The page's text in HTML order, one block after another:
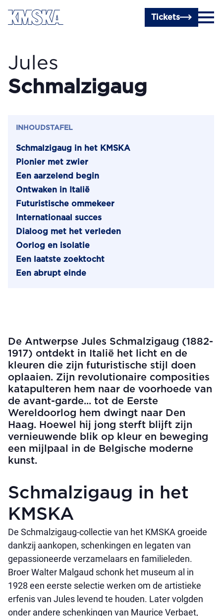
Ga naar hoofdinhoud
Tickets
Jules
Schmalzigaug
INHOUDSTAFEL
Schmalzigaug in het KMSKA
Pionier met zwier
Een aarzelend begin
Ontwaken in Italië
Futuristische ommekeer
Internationaal succes
Dialoog met het verleden
Oorlog en isolatie
Een laatste zoektocht
Een abrupt einde
De Antwerpse Jules Schmalzigaug (1882-
1917) ontdekt in Italië het licht en de
kleuren die zijn futuristische stijl doen
oplaaien. Zijn revolutionaire composities
katapulteren hem naar de voorhoede van
de avant-garde... tot de Eerste
Wereldoorlog hem dwingt naar Den
Haag. Hoewel hij jong sterft blijft zijn
vernieuwende blik op kleur en beweging
een mijlpaal in de Belgische moderne
kunst.
Schmalzigaug in het
KMSKA
De Schmalzigaug-collectie van het KMSKA groeide
dankzij aankopen, schenkingen en legaten van
gepassioneerde verzamelaars en familieleden.
Broer Walter Malgaud schonk het museum al in
1928 een eerste selectie werken om de artistieke
erfenis van Jules levend te houden. Later volgden
onder andere schenkingen van Maurice Verbaet,